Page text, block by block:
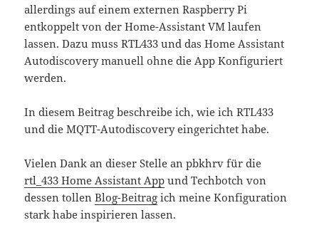
allerdings auf einem externen Raspberry Pi
entkoppelt von der Home-Assistant VM laufen
lassen. Dazu muss RTL433 und das Home Assistant
Autodiscovery manuell ohne die App Konfiguriert
werden.
In diesem Beitrag beschreibe ich, wie ich RTL433
und die MQTT-Autodiscovery eingerichtet habe.
Vielen Dank an dieser Stelle an pbkhrv für die
rtl_433 Home Assistant App und Techbotch von
dessen tollenBlog-Beitrag ich meine Konfiguration
stark habe inspirieren lassen.